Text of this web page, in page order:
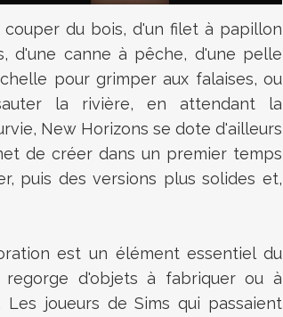
du bois, d'un filet à papillon
d'une canne à pêche, d'une pelle
pour grimper aux falaises, ou
la rivière, en attendant la
New Horizons se dote d'ailleurs
de créer dans un premier temps
puis des versions plus solides et,
est un élément essentiel du
regorge d'objets à fabriquer ou à
Les joueurs de Sims qui passaient